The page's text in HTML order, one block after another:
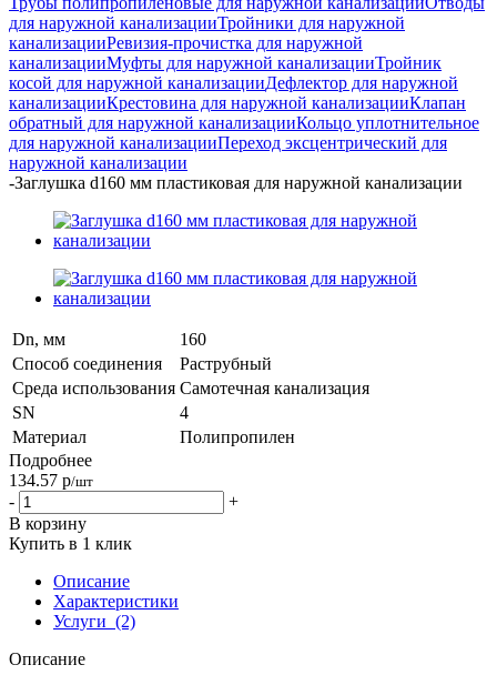
для наружной канализацииТройники для наружной
канализацииРевизия-прочистка для наружной
канализацииМуфты для наружной канализацииТройник
косой для наружной канализацииДефлектор для наружной
канализацииКрестовина для наружной канализацииКлапан
обратный для наружной канализацииКольцо уплотнительное
для наружной канализацииПереход эксцентрический для
наружной канализации
-Заглушка d160 мм пластиковая для наружной канализации
Dn, мм
160
Способ соединения
Раструбный
Среда использования Самотечная канализация
SN
4
Материал
Полипропилен
Подробнее
134.57 р/шт
-
+
В корзину
Купить в 1 клик
Описание
Характеристики
Услуги (2)
Описание